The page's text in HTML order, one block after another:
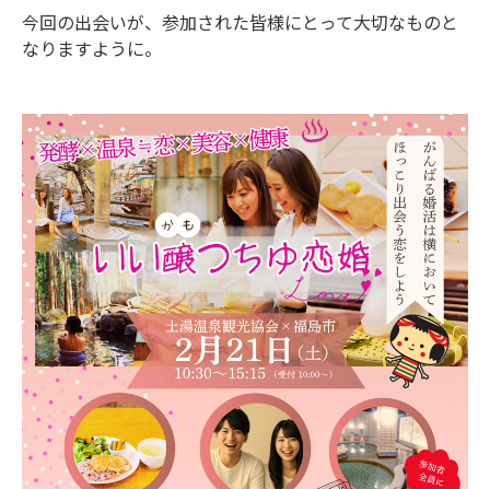
今回の出会いが、参加された皆様にとって大切なものと
なりますように。